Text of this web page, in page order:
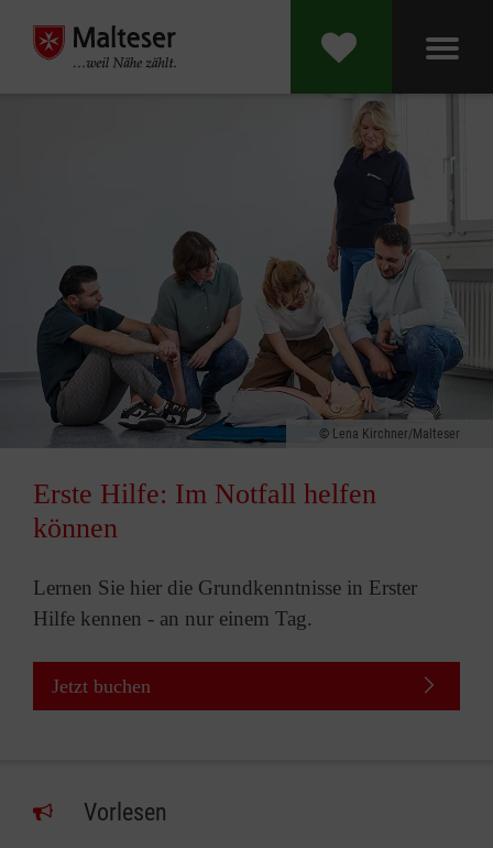
Lena Kirchner/Malteser
Erste Hilfe: Im Notfall helfen
können
Lernen Sie hier die Grundkenntnisse in Erster
Hilfe kennen - an nur einem Tag.
Jetzt buchen
Vorlesen